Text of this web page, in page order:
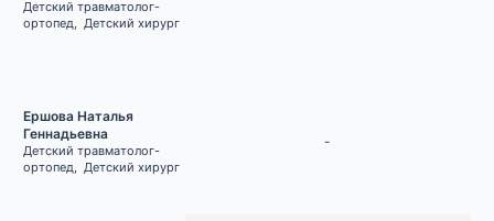
Детский травматолог-
ортопед
Детский хирург
Ершова Наталья
Геннадьевна
Детский травматолог-
ортопед
Детский хирург
-